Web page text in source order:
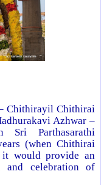
Chithirayil Chithirai
Azhwar –
Parthasarathi
(when Chithirai
would provide an
and celebration of